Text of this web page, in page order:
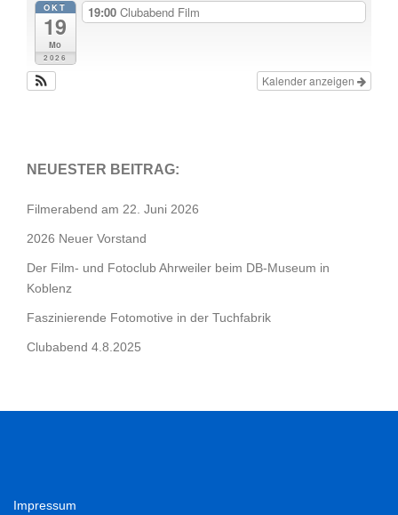
OKT
19
Mo
2026
19:00 Clubabend Film
Kalender anzeigen
NEUESTER BEITRAG:
Filmerabend am 22. Juni 2026
2026 Neuer Vorstand
Der Film- und Fotoclub Ahrweiler beim DB-Museum in
Koblenz
Faszinierende Fotomotive in der Tuchfabrik
Clubabend 4.8.2025
Impressum